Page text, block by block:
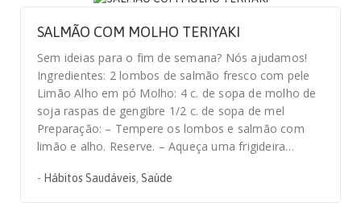
SALMÃO COM MOLHO TERIYAKI
Sem ideias para o fim de semana? Nós ajudamos!
Ingredientes: 2 lombos de salmão fresco com pele
Limão Alho em pó Molho: 4 c. de sopa de molho de
soja raspas de gengibre 1/2 c. de sopa de mel
Preparação: – Tempere os lombos e salmão com
limão e alho. Reserve. – Aqueça uma frigideira…
- Hábitos Saudáveis, Saúde